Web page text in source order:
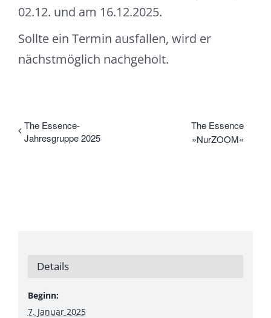
02.12. und am 16.12.2025.
Sollte ein Termin ausfallen, wird er
nächstmöglich nachgeholt.
The Essence-
Jahresgruppe 2025
The Essence
»NurZOOM«
Details
Beginn:
7. Januar 2025